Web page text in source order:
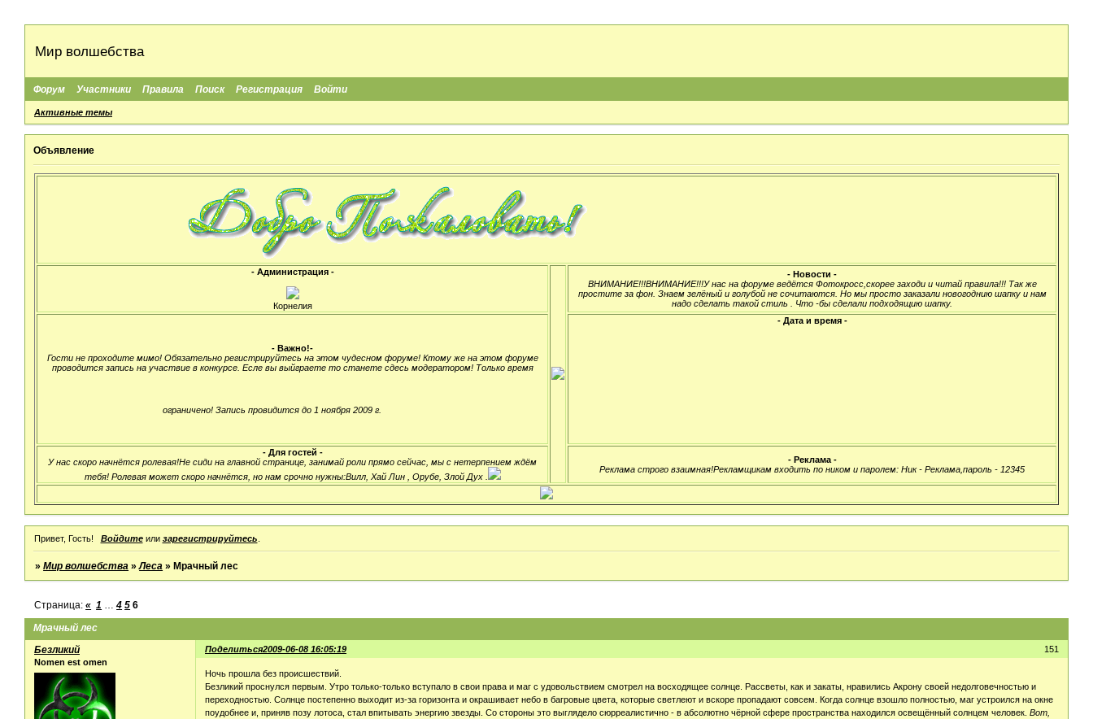
Мир волшебства
Форум Участники Правила Поиск Регистрация Войти
Активные темы
Объявление
- Администрация -
Корнелия
- Новости -
ВНИМАНИЕ!!!ВНИМАНИЕ!!!У нас на форуме ведётся Фотокросс,скорее заходи и читай правила!!! Так же
простите за фон. Знаем зелёный и голубой не сочитаются. Но мы просто заказали новогоднию шапку и нам
надо сделать такой стиль . Что -бы сделали подходящию шапку.
- Важно!-
Гости не проходите мимо! Обязательно регистрируйтесь на этом чудесном форуме! Ктому же на этом форуме
проводится запись на участвие в конкурсе. Есле вы выйграете то станете сдесь модератором! Только время
ограничено! Запись провидится до 1 ноября 2009 г.
- Дата и время -
- Для гостей -
У нас скоро начнётся ролевая!Не сиди на главной странице, занимай роли прямо сейчас, мы с нетерпением ждём
тебя! Ролевая может скоро начнётся, но нам срочно нужны:Вилл, Хай Лин , Орубе, Злой Дух .
- Реклама -
Реклама строго взаимная!Рекламщикам входить по ником и паролем: Ник - Реклама,пароль - 12345
Привет, Гость! Войдитеили зарегистрируйтесь
»Мир волшебства »Леса » Мрачный лес
Мрачный лес
Страница:« 1 … 4 5 6
Поделиться 151
2009-06-08 16:05:19
Безликий
Nomen est omen
Ночь прошла без происшествий.
Безликий проснулся первым. Утро только-только вступало в свои права и маг с удовольствием смотрел на восходящее солнце. Рассветы, как и закаты, нравились Акрону своей недолговечностью и
переходностью. Солнце постепенно выходит из-за горизонта и окрашивает небо в багровые цвета, которые светлеют и вскоре пропадают совсем. Когда солнце взошло полностью, маг устроился на окне
поудобнее и, приняв позу лотоса, стал впитывать энергию звезды. Со стороны это выглядело сюрреалистично - в абсолютно чёрной сфере пространства находился освещённый солнцем человек.Вот,